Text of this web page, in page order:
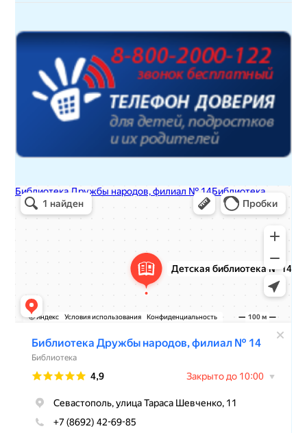
Детская библиотека № 14 Дружбы народов
Библиотека в Севастополе